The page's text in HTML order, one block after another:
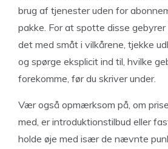
brug af tjenester uden for
pakke. For at spotte disse
det med småt i vilkårene, tjekke
og spørge eksplicit ind til, hvilke
forekomme, før du skriver under.
Vær også opmærksom på, om
med, er introduktionstilbud eller
holde øje med især de nævnte